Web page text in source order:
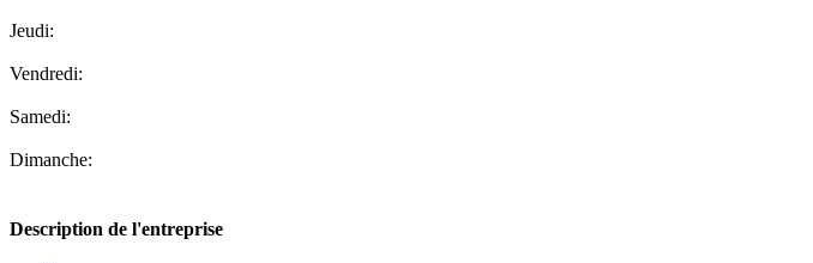
Jeudi:
Vendredi:
Samedi:
Dimanche:
Description de l'entreprise